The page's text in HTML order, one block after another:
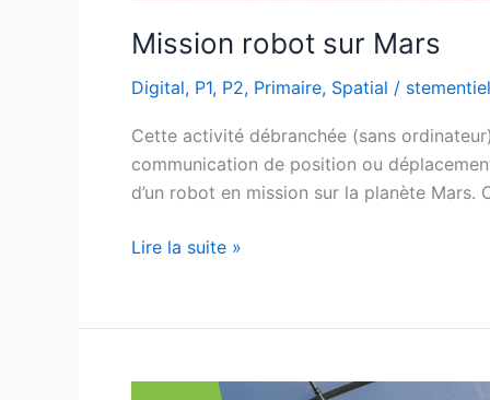
Mission robot sur Mars
Digital, P1, P2, Primaire, Spatial /
Cette activité débranchée (sans
communication de position ou
d’un robot en mission sur la planète
Lire la suite »